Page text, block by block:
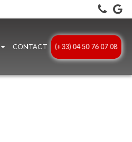
CONTACT (+33) 04 50 76 07 08